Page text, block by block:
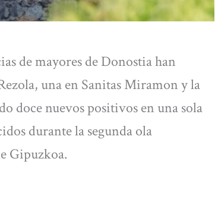
de mayores de Donostia han
una en Sanitas Miramon y la
doce nuevos positivos en una sola
durante la segunda ola
Gipuzkoa.